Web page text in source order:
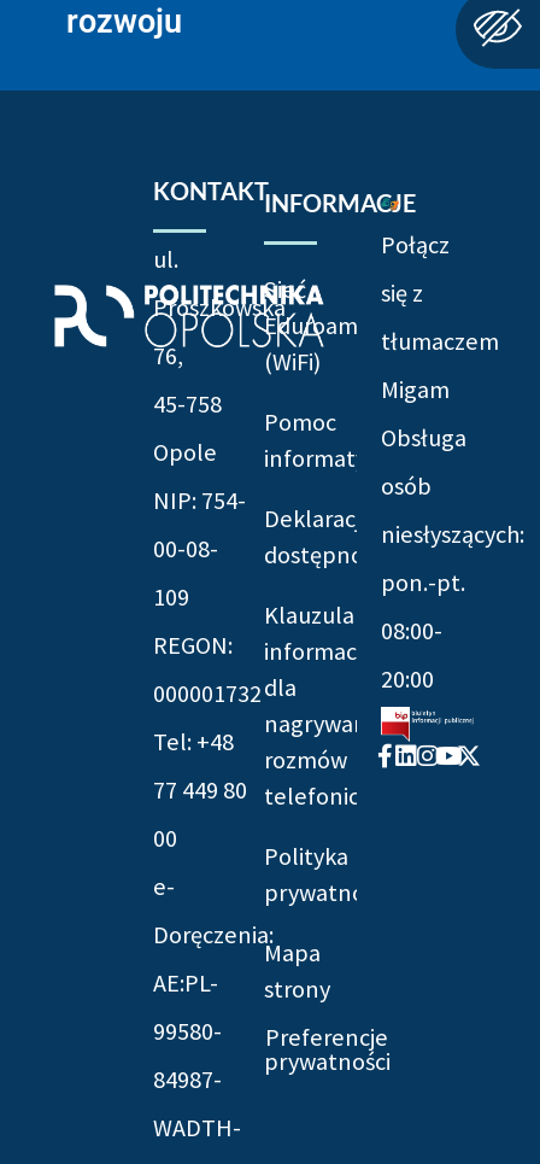
rozwoju
KONTAKT
ul.
Prószkowska
76,
45-758
Opole
NIP: 754-
00-08-
109
REGON:
000001732
Tel: +48
77 449 80
00
e-
Doręczenia:
AE:PL-
99580-
84987-
WADTH-
INFORMACJE
Sieć
Eduroam
(WiFi)
Pomoc
informatyczna
Deklaracja
dostępności
Klauzula
informacyjna
dla
nagrywania
rozmów
telefonicznych
Polityka
prywatności
Mapa
strony
Preferencje
prywatności
Połącz
się z
tłumaczem
Migam
Obsługa
osób
niesłyszących:
pon.-pt.
08:00-
20:00
Facebook-
f
Linkedin
Instagram
Youtube
X-
twitter